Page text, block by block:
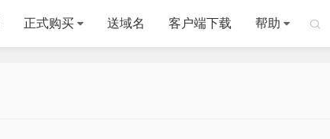

正式购买 送域名 客户端下载 帮助